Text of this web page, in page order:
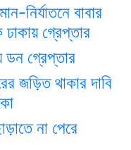
নির্যাতনে বাবার
গ্রেপ্তার
ডন গ্রেপ্তার
জড়িত থাকার দাবি
না পেরে